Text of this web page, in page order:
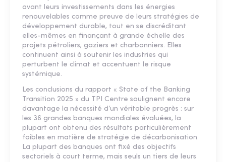
avant leurs investissements dans les énergies
renouvelables comme preuve de leurs stratégies de
développement durable, tout en se discréditant
elles-mêmes en finançant à grande échelle des
projets pétroliers, gaziers et charbonniers. Elles
continuent ainsi à soutenir les industries qui
perturbent le climat et accentuent le risque
systémique.
Les conclusions du rapport « State of the Banking
Transition 2025 » du TPI Centre soulignent encore
davantage la nécessité d’un véritable progrès : sur
les 36 grandes banques mondiales évaluées, la
plupart ont obtenu des résultats particulièrement
faibles en matière de stratégie de décarbonisation.
La plupart des banques ont fixé des objectifs
sectoriels à court terme, mais seuls un tiers de leurs